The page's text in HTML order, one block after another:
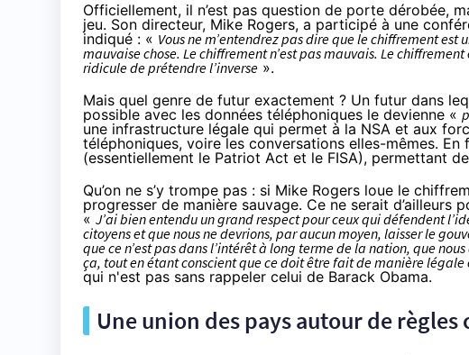
Officiellement, il n’est pas question de porte dérobée,
jeu. Son directeur, Mike Rogers, a participé à une
indiqué : « Vous ne m’entendrez pas dire que le chiffrement est
mauvaise chose. Le chiffrement n’est pas mauvais. Le
ridicule de prétendre l’inverse ».
Mais quel genre de futur exactement ? Un futur dans
possible avec les données téléphoniques le devienne «
une infrastructure légale qui permet à la NSA et aux
téléphoniques, voire les conversations elles-mêmes.
(essentiellement le Patriot Act et le FISA), permettant
Qu’on ne s’y trompe pas : si Mike Rogers loue le
progresser de manière sauvage. Ce ne serait d’ailleurs
« J’ai bien entendu un grand respect pour ceux qui défendent
citoyens et que nous ne devrions, par aucun moyen, laisser le
que ce n’est pas dans l’intérêt à long terme de la nation, que
ça, tout en étant conscient que ce doit être fait de manière
qui n'est pas sans rappeler celui de Barack Obama.
Une union des pays autour de règles